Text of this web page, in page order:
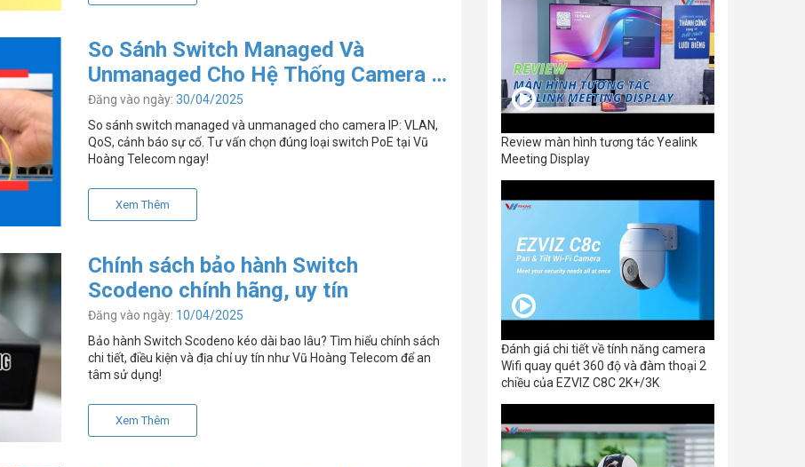
So Sánh Switch Managed Và
Unmanaged Cho Hệ Thống Camera –
Nên Chọn Loại Nào?
Đăng vào ngày: 30/04/2025
So sánh switch managed và unmanaged cho camera IP: VLAN,
QoS, cảnh báo sự cố. Tư vấn chọn đúng loại switch PoE tại Vũ
Hoàng Telecom ngay!
Xem Thêm
Chính sách bảo hành Switch
Scodeno chính hãng, uy tín
Đăng vào ngày: 10/04/2025
Bảo hành Switch Scodeno kéo dài bao lâu? Tìm hiểu chính sách
chi tiết, điều kiện và địa chỉ uy tín như Vũ Hoàng Telecom để an
tâm sử dụng!
Xem Thêm
Review màn hình tương tác Yealink
Meeting Display
Đánh giá chi tiết về tính năng camera
Wifi quay quét 360 độ và đàm thoại 2
chiều của EZVIZ C8C 2K+/3K